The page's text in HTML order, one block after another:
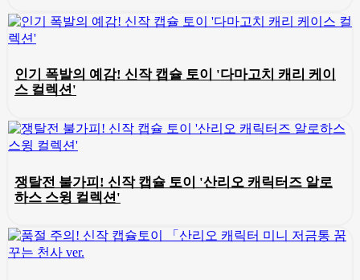
인기 폭발의 예감! 신작 캡슐 토이 '다마고치 캐리 케이
스 컬렉션'
쟁탈전 불가피! 신작 캡슐 토이 '산리오 캐릭터즈 알로
하스 스윙 컬렉션'